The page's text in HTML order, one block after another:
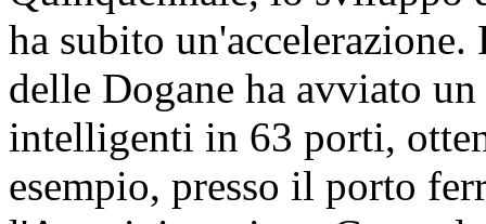
ha subito
delle Dogane ha avviato
intelligenti in 63 porti,
esempio, presso il porto